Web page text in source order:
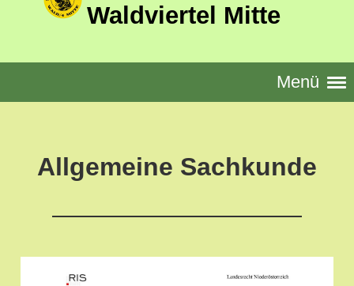
Waldviertel Mitte
Menü
Allgemeine Sachkunde